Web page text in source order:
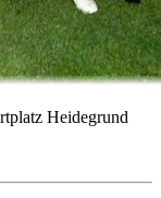
Heidegrund